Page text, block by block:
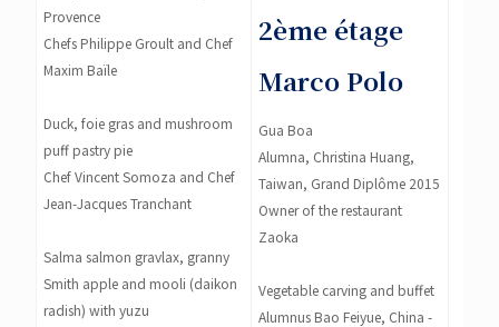
Provence
Chefs Philippe Groult and Chef
Maxim Baïle
Duck, foie gras and mushroom
puff pastry pie
Chef Vincent Somoza and Chef
Jean-Jacques Tranchant
Salma salmon gravlax, granny
Smith apple and mooli (daikon
radish) with yuzu
2ème étage
Marco Polo
Gua Boa
Alumna, Christina Huang,
Taiwan, Grand Diplôme 2015
Owner of the restaurant
Zaoka
Vegetable carving and buffet
Alumnus Bao Feiyue, China -